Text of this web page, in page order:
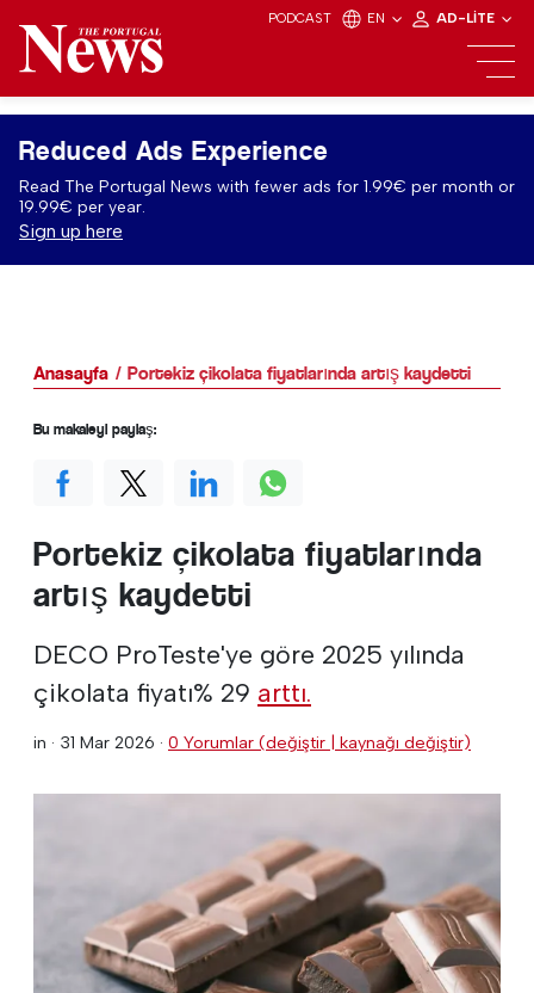
PODCAST EN AD-LITE
Reduced Ads Experience
Read The Portugal News with fewer ads for 1.99€ per month or
19.99€ per year.
Sign up here
Anasayfa Portekiz çikolata fiyatlarında artış kaydetti
Portekiz çikolata fiyatlarında
artış kaydetti
DECO ProTeste'ye göre 2025 yılında
çikolata fiyatı% 29 arttı.
in · 31 Mar 2026 · 0 Yorumlar (değiştir | kaynağı değiştir)
Bu makaleyi paylaş: